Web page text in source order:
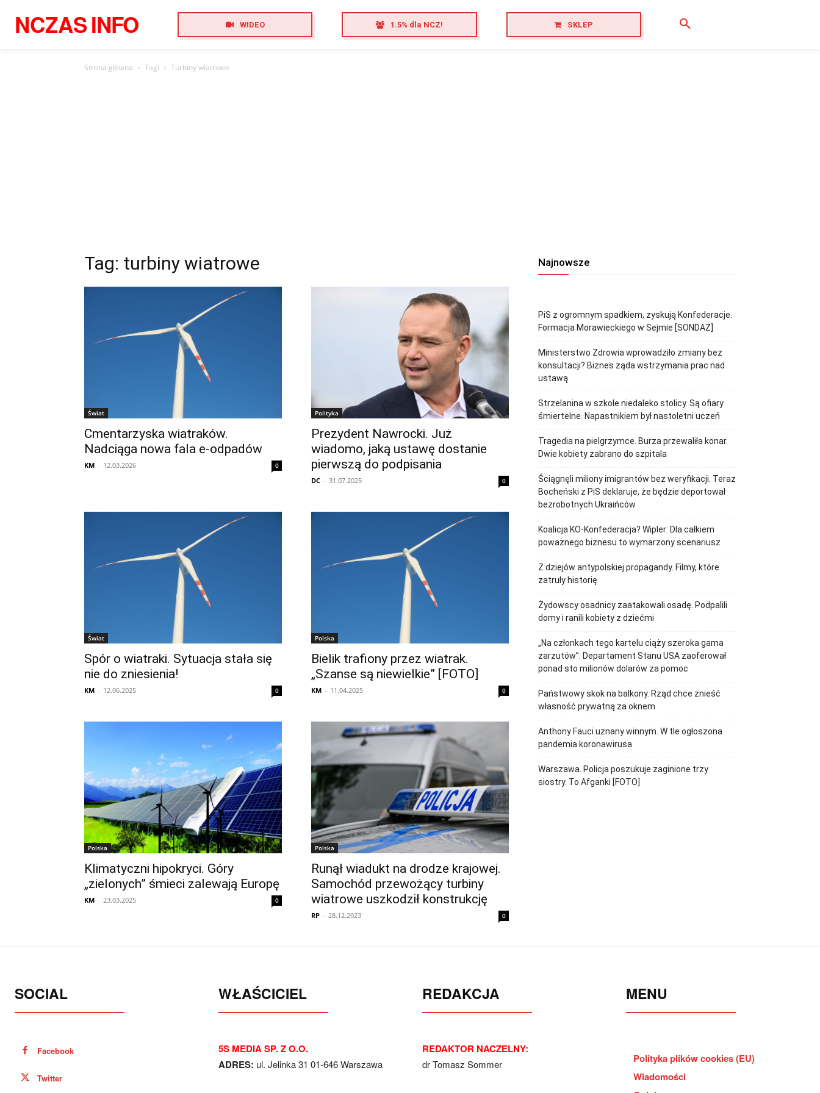
NCZASINFO WIDEO 1.5% dla NCZ! SKLEP
Strona główna Tagi Turbiny wiatrowe
Tag: turbiny wiatrowe
Świat
Cmentarzyska wiatraków.
Nadciąga nowa fala e-odpadów
KM - 12.03.2026 0
Polityka
Prezydent Nawrocki. Już
wiadomo, jaką ustawę dostanie
pierwszą do podpisania
DC - 31.07.2025 0
Świat
Spór o wiatraki. Sytuacja stała się
nie do zniesienia!
KM - 12.06.2025 0
Polska
Bielik trafiony przez wiatrak.
„Szanse są niewielkie” [FOTO]
KM - 11.04.2025 0
Polska
Klimatyczni hipokryci. Góry
„zielonych” śmieci zalewają Europę
KM - 23.03.2025 0
Polska
Runął wiadukt na drodze krajowej.
Samochód przewożący turbiny
wiatrowe uszkodził konstrukcję
RP - 28.12.2023 0
Najnowsze
PiS z ogromnym spadkiem, zyskują Konfederacje.
Formacja Morawieckiego w Sejmie [SONDAŻ]
Ministerstwo Zdrowia wprowadziło zmiany bez
konsultacji? Biznes żąda wstrzymania prac nad
ustawą
Strzelanina w szkole niedaleko stolicy. Są ofiary
śmiertelne. Napastnikiem był nastoletni uczeń
Tragedia na pielgrzymce. Burza przewaliła konar.
Dwie kobiety zabrano do szpitala
Ściągnęli miliony imigrantów bez weryfikacji. Teraz
Bocheński z PiS deklaruje, że będzie deportował
bezrobotnych Ukraińców
Koalicja KO-Konfederacja? Wipler: Dla całkiem
poważnego biznesu to wymarzony scenariusz
Z dziejów antypolskiej propagandy. Filmy, które
zatruły historię
Żydowscy osadnicy zaatakowali osadę. Podpalili
domy i ranili kobiety z dziećmi
„Na członkach tego kartelu ciąży szeroka gama
zarzutów”. Departament Stanu USA zaoferował
ponad sto milionów dolarów za pomoc
Państwowy skok na balkony. Rząd chce znieść
własność prywatną za oknem
Anthony Fauci uznany winnym. W tle ogłoszona
pandemia koronawirusa
Warszawa. Policja poszukuje zaginione trzy
siostry. To Afganki [FOTO]
SOCIAL
Facebook
Twitter
WŁAŚCICIEL
5S MEDIA SP. Z O.O.
ADRES: ul. Jelinka 31 01-646 Warszawa
REDAKCJA
REDAKTOR NACZELNY:
dr Tomasz Sommer
MENU
Polityka plików cookies (EU)
Wiadomości